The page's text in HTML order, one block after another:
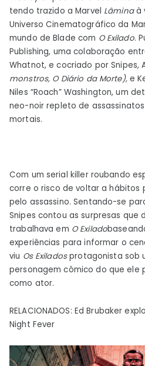
tendo trazido a Marvel Lâminaà
Universo Cinematográfico da
mundo de Blade com O Exilado.
Publishing, uma colaboração
Whatnot, e cocriado por Snipes,
monstros, O Diário da Morte),e
Niles “Roach” Washington, um
neo-noir repleto de
mortais.
Com um serial killer roubando
corre o risco de voltar a hábitos
pelo assassino. Sentando-se
Snipes contou as surpresas que
trabalhava em O Exilado
experiências para informar o
viu Os Exiladosprotagonista sob
personagem cômico do que ele
como ator.
RELACIONADOS: Ed Brubaker
Night Fever